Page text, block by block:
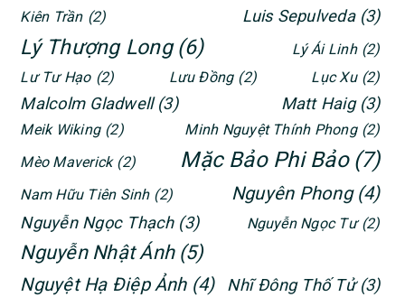
Kiên Trần (2) Luis Sepulveda (3)
Lý Thượng Long (6) Lý Ái Linh (2)
Lư Tư Hạo (2) Lưu Đồng (2) Lục Xu (2)
Malcolm Gladwell (3) Matt Haig (3)
Meik Wiking (2) Minh Nguyệt Thính Phong (2)
Mèo Maverick (2) Mặc Bảo Phi Bảo (7)
Nam Hữu Tiên Sinh (2) Nguyên Phong (4)
Nguyễn Ngọc Thạch (3) Nguyễn Ngọc Tư (2)
Nguyễn Nhật Ánh (5)
Nguyệt Hạ Điệp Ảnh (4) Nhĩ Đông Thố Tử (3)